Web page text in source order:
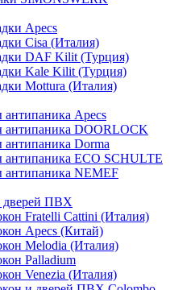
Apecs
Cisa (Италия)
DAF Kilit (Турция)
Kale Kilit (Турция)
Mottura (Италия)
Apecs
DOORLOCK
Dorma
ECO SCHULTE
NEMEF
дверей ПВХ
Fratelli Cattini (Италия)
Apecs (Китай)
Melodia (Италия)
Palladium
Venezia (Италия)